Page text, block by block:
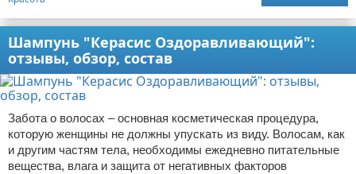
Шампунь "Керасис Оздоравливающий":
отзывы, обзор, состав
Забота о волосах – основная косметическая процедура,
которую женщины не должны упускать из виду. Волосам, как
и другим частям тела, необходимы ежедневно питательные
вещества, влага и защита от негативных факторов